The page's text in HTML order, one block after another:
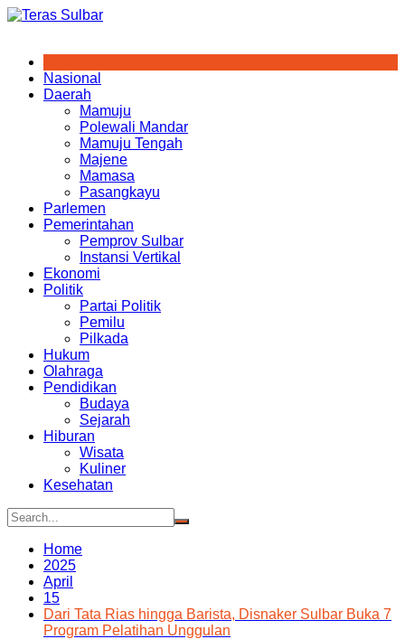
Skip
Nasional
Daerah
Mamuju
Polewali Mandar
Mamuju Tengah
Majene
Mamasa
Pasangkayu
Parlemen
Pemerintahan
Pemprov Sulbar
Instansi Vertikal
Ekonomi
Politik
Partai Politik
Pemilu
Pilkada
Hukum
Olahraga
Pendidikan
Budaya
Sejarah
Hiburan
Wisata
Kuliner
Kesehatan
Home
2025
April
15
Dari Tata Rias hingga Barista, Disnaker Sulbar Buka 7
Program Pelatihan Unggulan